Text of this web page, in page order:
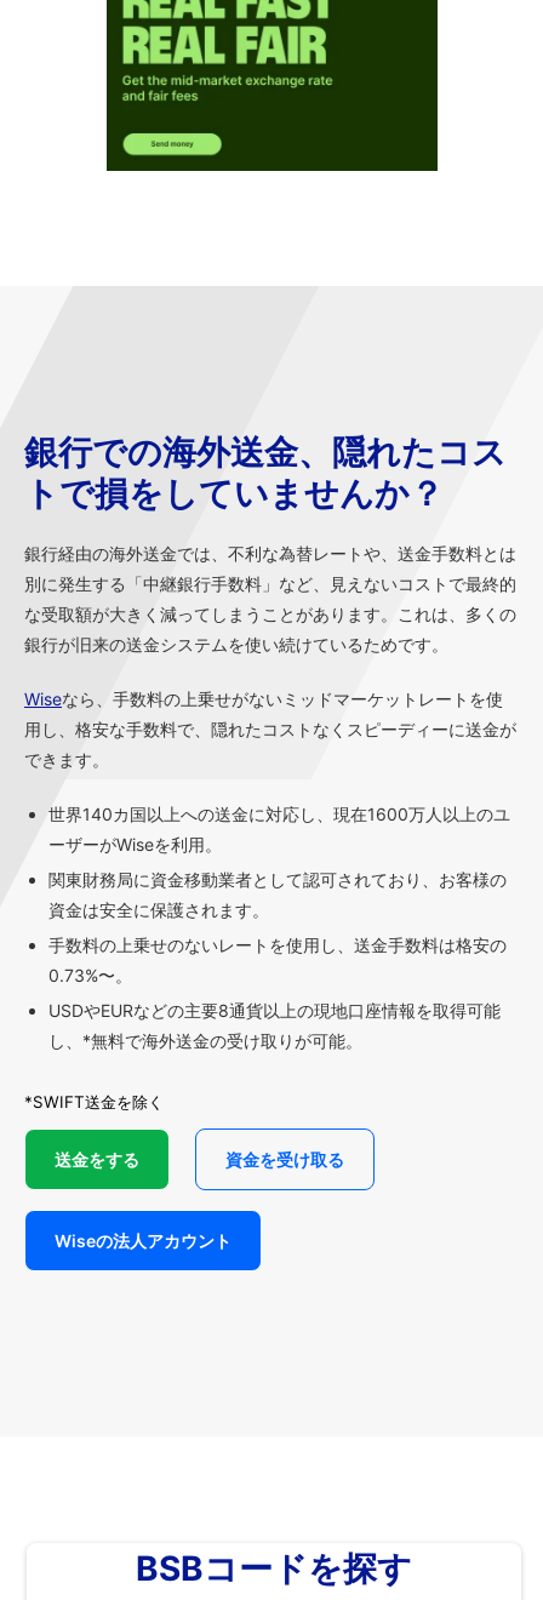
銀行での海外送金、隠れたコス
トで損をしていませんか？
銀行経由の海外送金では、不利な為替レートや、送金手数料とは
別に発生する「中継銀行手数料」など、見えないコストで最終的
な受取額が大きく減ってしまうことがあります。これは、多くの
銀行が旧来の送金システムを使い続けているためです。
Wiseなら、手数料の上乗せがないミッドマーケットレートを使
用し、格安な手数料で、隠れたコストなくスピーディーに送金が
できます。
世界140カ国以上への送金に対応し、現在1600万人以上のユ
ーザーがWiseを利用。
関東財務局に資金移動業者として認可されており、お客様の
資金は安全に保護されます。
手数料の上乗せのないレートを使用し、送金手数料は格安の
0.73%〜。
USDやEURなどの主要8通貨以上の現地口座情報を取得可能
し、*無料で海外送金の受け取りが可能。
*SWIFT送金を除く
送金をする 資金を受け取る
Wiseの法人アカウント
BSBコードを探す